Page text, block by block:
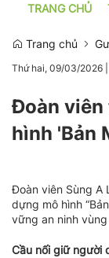
TRANG CHỦ
Trang chủ
Thứ hai, 09/03/2026
Đoàn viên
hình 'Bản
Đoàn viên Sùng A
dựng mô hình
vững an ninh
Cầu nối giữ người